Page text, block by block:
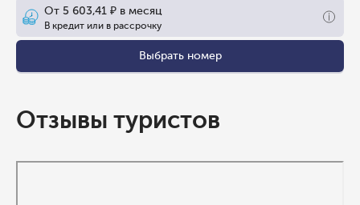
От 5 603,41 ₽ в месяц
В кредит или в рассрочку
Выбрать номер
Отзывы туристов